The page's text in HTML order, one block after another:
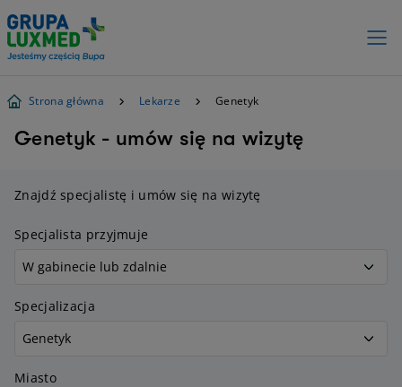
Strona główna Lekarze Genetyk
Genetyk - umów się na wizytę
Znajdź specjalistę i umów się na wizytę
Specjalista przyjmuje
Specjalizacja
Miasto